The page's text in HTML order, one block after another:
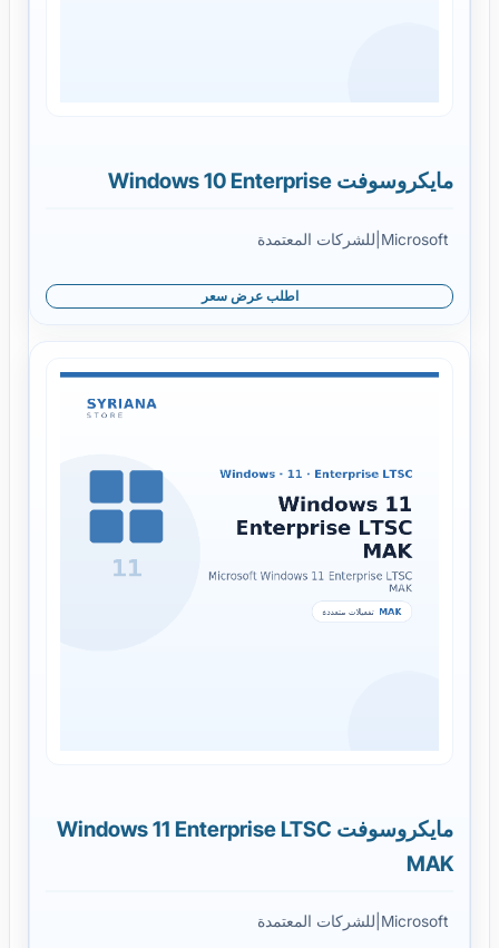
مايكروسوفت Windows 10 Enterprise
Microsoft للشركات المعتمدة
اطلب عرض سعر
مايكروسوفت Windows 11 Enterprise LTSC
MAK
Microsoft للشركات المعتمدة